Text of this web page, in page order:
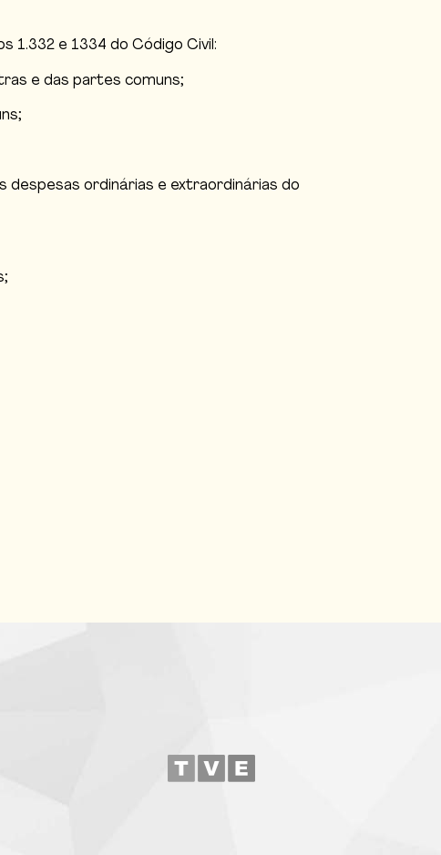
1.332 e 1334 do Código Civil:
e das partes comuns;
despesas ordinárias e extraordinárias do